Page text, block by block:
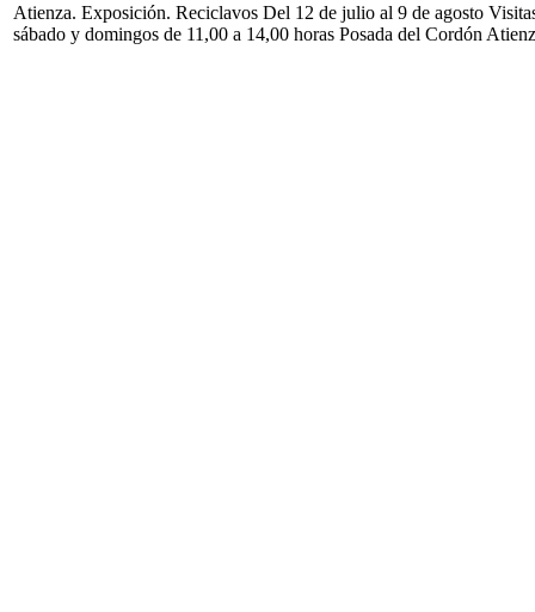
Atienza. Exposición. Reciclavos Del 12 de julio al 9 de agosto
sábado y domingos de 11,00 a 14,00 horas Posada del Cordón